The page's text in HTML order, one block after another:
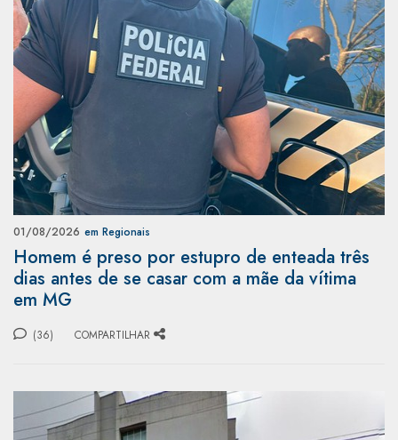
01/08/2026 em Regionais
Homem é preso por estupro de enteada três
dias antes de se casar com a mãe da vítima
em MG
(36) COMPARTILHAR